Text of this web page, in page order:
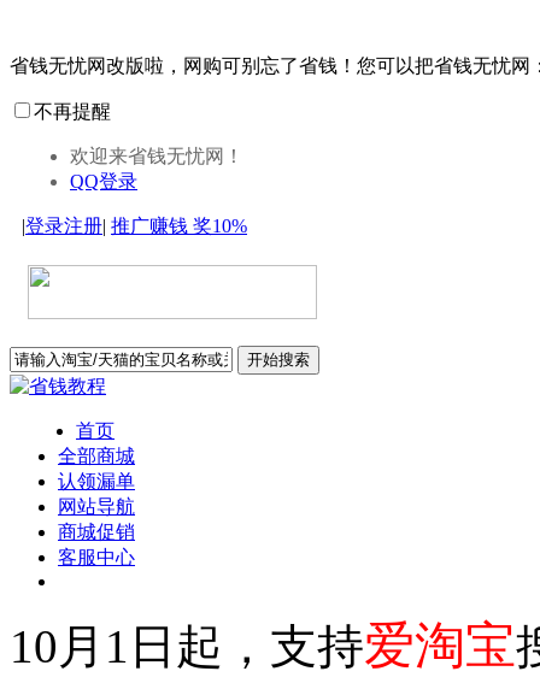
省钱无忧网改版啦，网购可别忘了省钱！您可以把省钱无忧网
不再提醒
欢迎来省钱无忧网！
QQ登录
|登录注册| 推广赚钱 奖10%
开始搜索
首页
全部商城
认领漏单
网站导航
商城促销
客服中心
10月1日起，支持爱淘宝